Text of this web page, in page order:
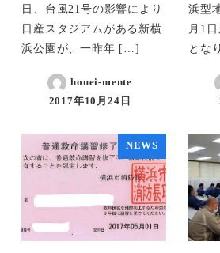
日、台風21号の影響により
日産スタジアムがある新横
浜公園が、一昨年 […]
houei-mente
2017年10月24日
浜型
月1
とな
NEWS